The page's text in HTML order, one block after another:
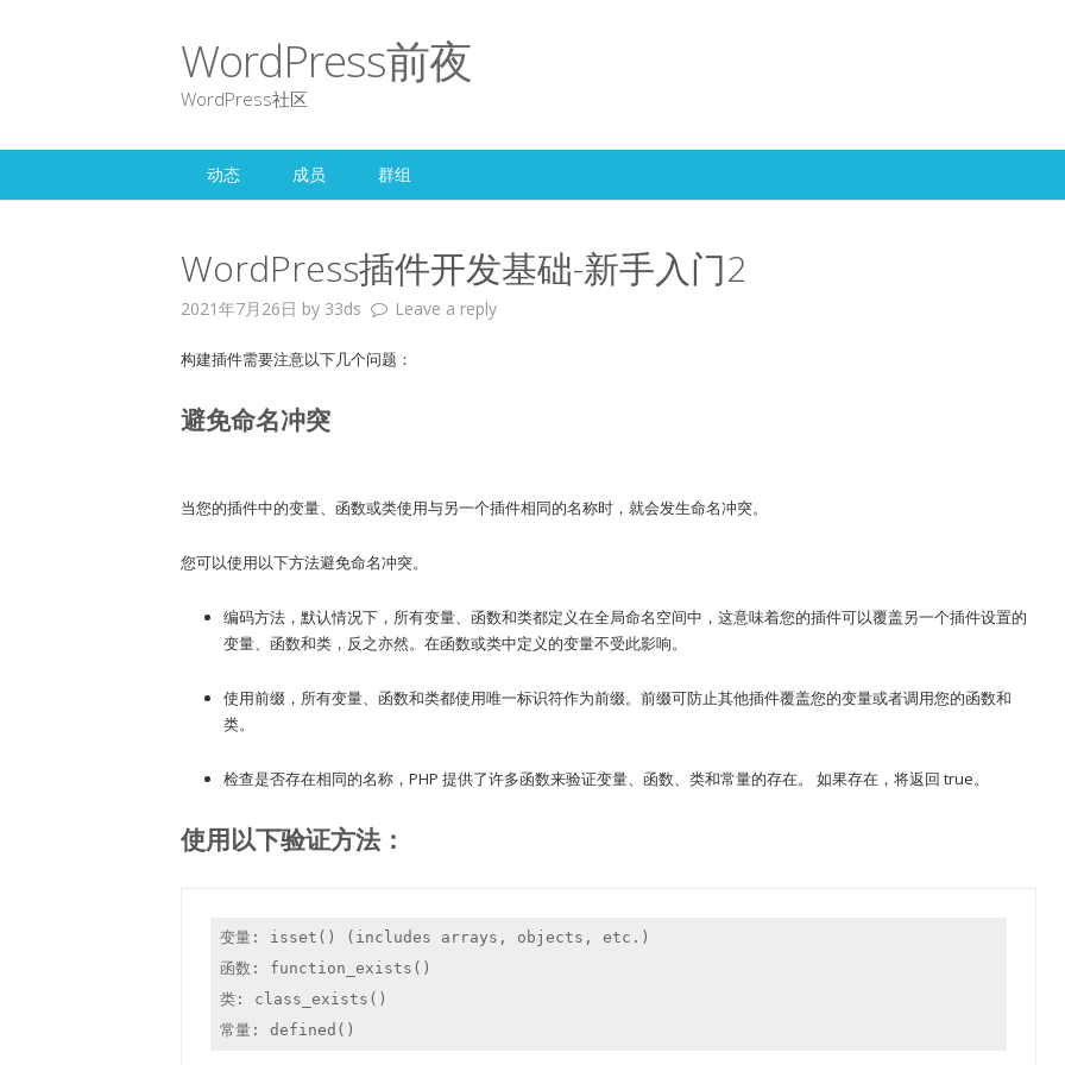
WordPress前夜
WordPress社区
Skip to content
动态 成员 群组
WordPress插件开发基础-新手入门2
2021年7月26日 by 33ds Leave a reply
构建插件需要注意以下几个问题：
避免命名冲突
当您的插件中的变量、函数或类使用与另一个插件相同的名称时，就会发生命名冲突。
您可以使用以下方法避免命名冲突。
编码方法，默认情况下，所有变量、函数和类都定义在全局命名空间中，这意味着您的插件可以覆盖另一个插件设置的
变量、函数和类，反之亦然。在函数或类中定义的变量不受此影响。
使用前缀，所有变量、函数和类都使用唯一标识符作为前缀。前缀可防止其他插件覆盖您的变量或者调用您的函数和
类。
检查是否存在相同的名称，PHP 提供了许多函数来验证变量、函数、类和常量的存在。 如果存在，将返回 true。
使用以下验证方法：
变量: isset() (includes arrays, objects, etc.)
函数: function_exists()
类: class_exists()
常量: defined()